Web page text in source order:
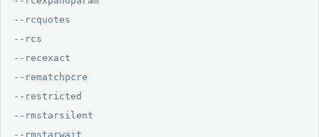
--rcquotes
--rcs
--recexact
--rematchpcre
--restricted
--rmstarsilent
--rmstarwait